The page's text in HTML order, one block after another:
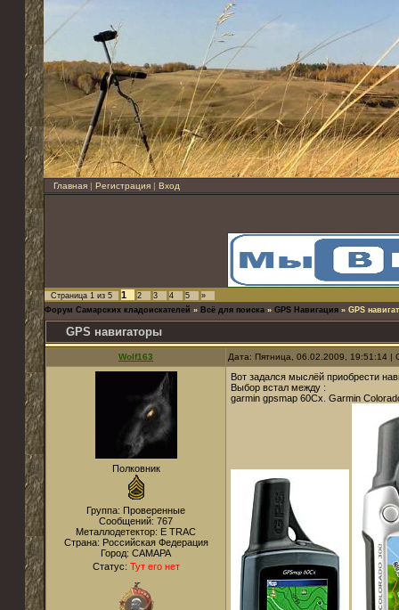
Главная | Регистрация | Вход
Страница 1 из 5 1 2 3 4 5
»
Форум Самарских кладоискателей » Всё для поиска » GPS Навигация » GPS
GPS навигаторы
Wolf163 Дата: Пятница, 06.02.2009, 19:51:14
Полковник
Группа: Проверенные
Сообщений: 767
Металлодетектор: E TRAC
Страна: Российская Федерация
Город: САМАРА
Статус: Тут его нет
Вот задался мыслёй приобрести
Выбор встал между :
garmin gpsmap 60Cx. Garmin